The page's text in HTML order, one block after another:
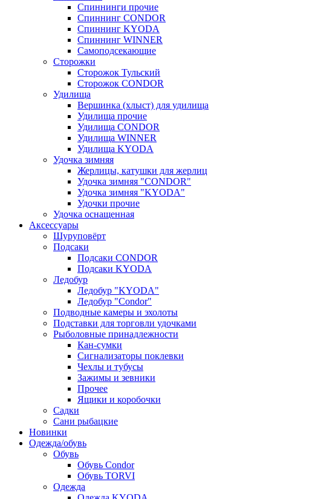
Спиннинги прочие
Спиннинг CONDOR
Спиннинг KYODA
Спиннинг WINNER
Самоподсекающие
Сторожки
Сторожок Тульский
Сторожок CONDOR
Удилища
Вершинка (хлыст) для удилища
Удилищa прочие
Удилища CONDOR
Удилища WINNER
Удилища KYODA
Удочка зимняя
Жерлицы, катушки для жерлиц
Удочка зимняя "CONDOR"
Удочка зимняя "KYODA"
Удочки прочие
Удочка оснащенная
Аксессуары
Шуруповёрт
Подсаки
Подсаки CONDOR
Подсаки KYODA
Ледобур
Ледобур "KYODA"
Ледобур "Condor"
Подводные камеры и эхолоты
Подставки для торговли удочками
Рыболовные принадлежности
Кан-сумки
Сигнализаторы поклевки
Чехлы и тубусы
Зажимы и зевники
Прочее
Ящики и коробочки
Садки
Сани рыбацкие
Новинки
Одежда/обувь
Обувь
Обувь Condor
Обувь TORVI
Одежда